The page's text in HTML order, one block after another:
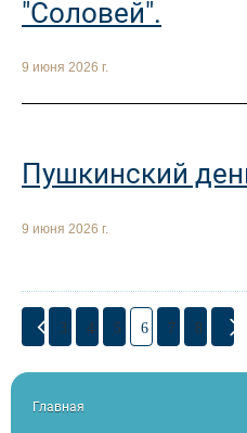
"Соловей".
9 июня 2026 г.
Пушкинский
9 июня 2026 г.
3 4 5 6 7 8
Главная